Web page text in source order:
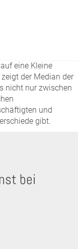
eine Kleine
der Median der
nicht nur zwischen
und
gibt.
bei